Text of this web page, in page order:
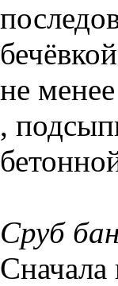
не
,
Сруб
Сначала